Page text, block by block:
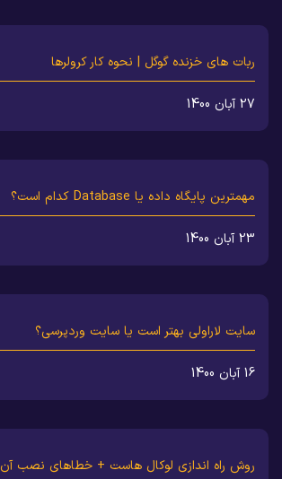
ربات های خزنده گوگل | نحوه کار کرولرها
27 آبان 1400
مهمترین پایگاه داده یا Database کدام است؟
23 آبان 1400
سایت لاراولی بهتر است یا سایت وردپرسی؟
16 آبان 1400
روش راه اندازی لوکال هاست + خطاهای نصب آن